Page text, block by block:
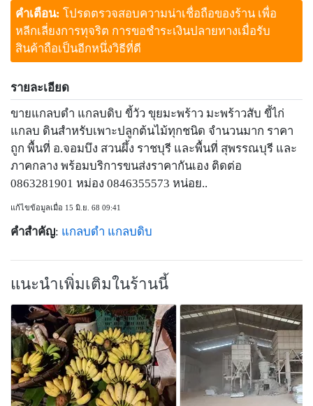
คำเตือน: โปรดตรวจสอบความน่าเชื่อถือของร้าน เพื่อ
หลีกเลี่ยงการทุจริต การขอชำระเงินปลายทางเมื่อรับ
สินค้าถือเป็นอีกหนึ่งวิธีที่ดี
รายละเอียด
ขายแกลบดำ แกลบดิบ ขี้วัว ขุยมะพร้าว มะพร้าวสับ ขี้ไก่
แกลบ ดินสำหรับเพาะปลูกต้นไม้ทุกชนิด จำนวนมาก ราคา
ถูก พื้นที่ อ.จอมบึง สวนผึ้ง ราชบุรี และพื้นที่ สุพรรณบุรี และ
ภาคกลาง พร้อมบริการขนส่งราคากันเอง ติดต่อ
0863281901 หม่อง 0846355573 หน่อย..
แก้ไขข้อมูลเมื่อ 15 มิ.ย. 68 09:41
คำสำคัญ: แกลบดำ แกลบดิบ
แนะนำเพิ่มเติมในร้านนี้